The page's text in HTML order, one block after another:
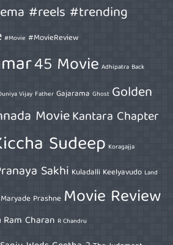
#reels #trending
#Movie #MovieReview
45 Movie Adhipatra Back
Vijay Father Gajarama Ghost Golden
MovieKantara Chapter
Sudeep Koragajja
Sakhi Kuladalli Keelyavudo Land
Maryade Prashne Movie Review
Ram Charan R Chandru